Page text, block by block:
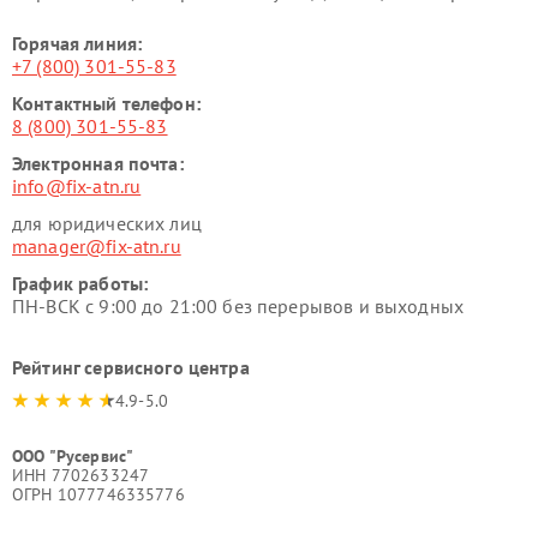
Горячая линия:
+7 (800) 301-55-83
Контактный телефон:
8 (800) 301-55-83
Электронная почта:
info@fix-atn.ru
для юридических лиц
manager@fix-atn.ru
График работы:
ПН-ВСК с 9:00 до 21:00 без перерывов и выходных
Рейтинг сервисного центра
4.9-5.0
ООО "Русервис"
ИНН 7702633247
ОГРН 1077746335776